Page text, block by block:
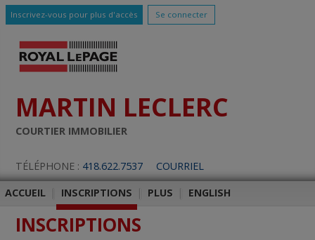
Inscrivez-vous pour plus d'accès Se connecter
MARTIN LECLERC
COURTIER IMMOBILIER
TÉLÉPHONE : 418.622.7537 COURRIEL
ACCUEIL INSCRIPTIONS PLUS ENGLISH
INSCRIPTIONS